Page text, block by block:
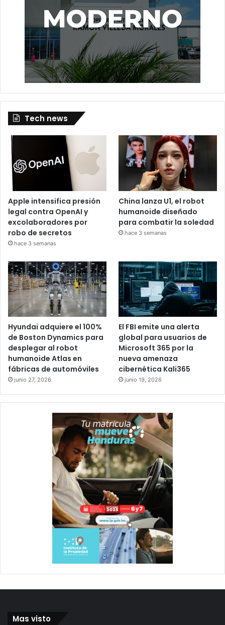
Tech news
Apple intensifica presión
legal contra OpenAI y
excolaboradores por
robo de secretos
hace 3 semanas
China lanza U1, el robot
humanoide diseñado
para combatir la soledad
hace 3 semanas
Hyundai adquiere el 100%
de Boston Dynamics para
desplegar al robot
humanoide Atlas en
fábricas de automóviles
junio 27, 2026
El FBI emite una alerta
global para usuarios de
Microsoft 365 por la
nueva amenaza
cibernética Kali365
junio 19, 2026
Mas visto